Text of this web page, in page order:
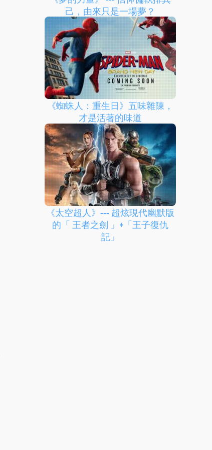
己，由來只是一場夢？
《蜘蛛人：重生日》五味雜陳，
才是活著的味道
《太空超人》--- 超炫現代幽默版
的「 王者之劍 」+「王子復仇
記」